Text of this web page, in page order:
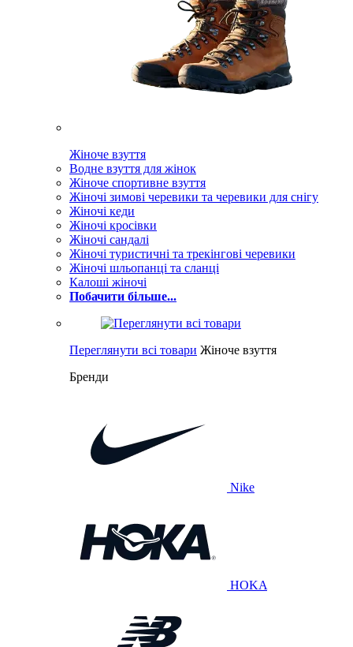
Жіноче взуття
Водне взуття для жінок
Жіноче спортивне взуття
Жіночі зимові черевики та черевики для снігу
Жіночі кеди
Жіночі кросівки
Жіночі сандалі
Жіночі туристичні та трекінгові черевики
Жіночі шльопанці та сланці
Калоші жіночі
Побачити більше...
Переглянути всі товари Жіноче взуття
Бренди
Nike
HOKA